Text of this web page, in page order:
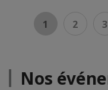
1 2 3
Nos